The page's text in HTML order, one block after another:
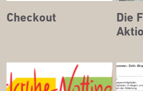
Check­out
Die